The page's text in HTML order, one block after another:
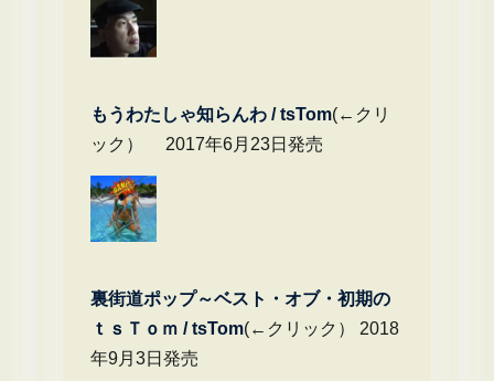
もうわたしゃ知らんわ / tsTom(←クリ
ック） 2017年6月23日発売
裏街道ポップ～ベスト・オブ・初期の
ｔｓＴｏｍ / tsTom(←クリック） 2018
年9月3日発売